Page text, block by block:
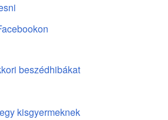
beszédhibákat
kisgyermeknek